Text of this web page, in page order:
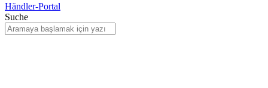
Händler-Portal
Suche